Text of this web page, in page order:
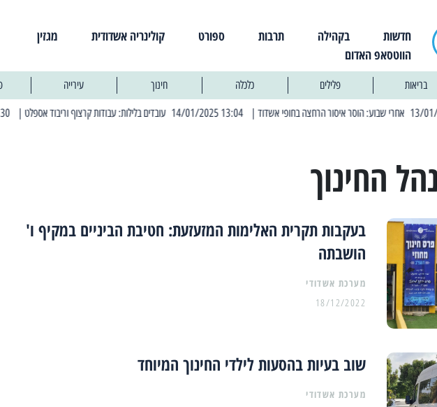
חדשות בקהילה תרבות ספורט קולינריה אשדודית
מגזין
הווטסאפ האדום
בריאות פלילים כלכלה חינוך עירייה
| 13:04 14/01/2025 עובדים בלילות: עבודות קרצוף וריבוד אספלט | 11:30 03/03/2025 בחמישי הקרוב: הרחובות בהם תהיה הפסקת חשמל יזומה
החינוך
בעקבות תקרית האלימות המזעזעת: חטיבת הביניים במקיף ו'
הושבתה
מערכת אשדודי
18/12/2022
שוב בעיות בהסעות לילדי החינוך המיוחד
מערכת אשדודי